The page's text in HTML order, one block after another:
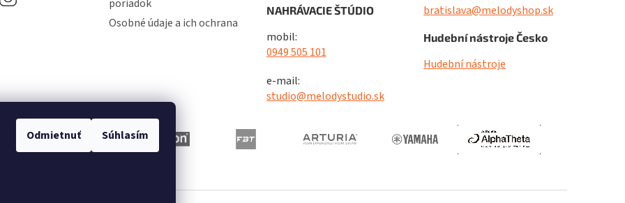
Odmietnuť Súhlasím
poriadok
Osobné údaje a ich ochrana
NAHRÁVACIE ŠTÚDIO
mobil:
0949 505 101
e-mail:
studio@melodystudio.sk
bratislava@melodyshop.sk
Hudební nástroje Česko
Hudební nástroje